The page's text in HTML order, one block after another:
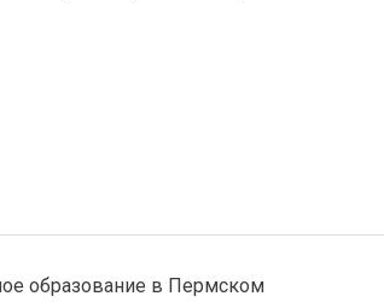
образование в Пермском